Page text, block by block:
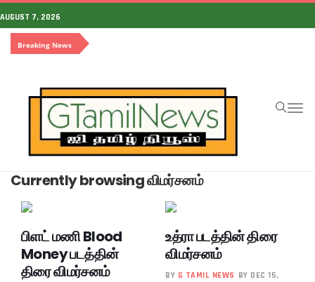
AUGUST 7, 2026
Breaking News
Currently browsing விமர்சனம்
பிளட் மணி Blood
Money படத்தின்
திரை விமர்சனம்
உத்ரா படத்தின் திரை
விமர்சனம்
BY G TAMIL NEWS BY DEC 15,